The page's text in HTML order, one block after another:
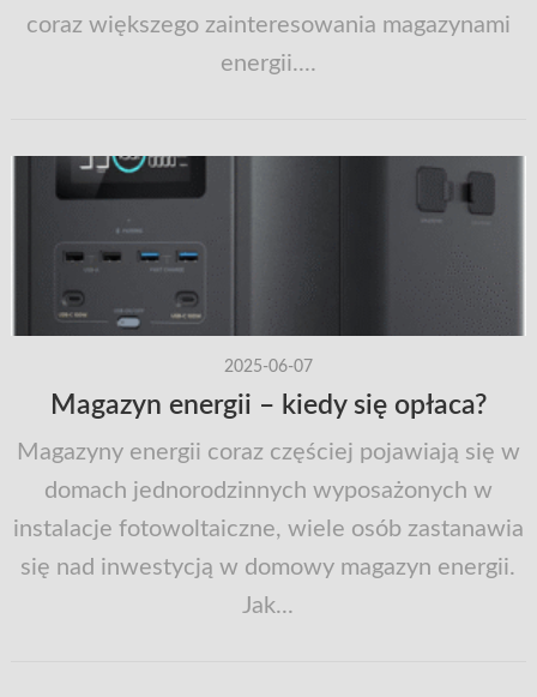
coraz większego zainteresowania magazynami
energii....
2025-06-07
Magazyn energii – kiedy się opłaca?
Magazyny energii coraz częściej pojawiają się w
domach jednorodzinnych wyposażonych w
instalacje fotowoltaiczne, wiele osób zastanawia
się nad inwestycją w domowy magazyn energii.
Jak...